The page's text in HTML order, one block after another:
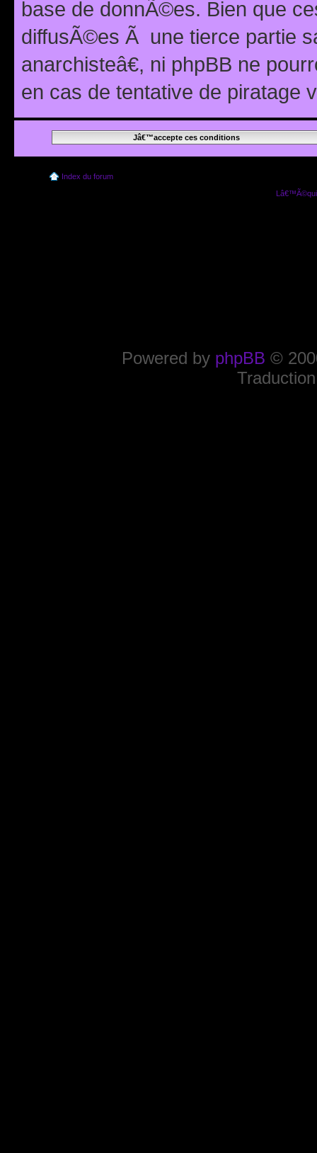
base de donnÃ©es. Bien que
diffusÃ©es Ã une tierce partie
anarchisteâ€, ni phpBB ne
en cas de tentative de piratage
Index du forum
Powered by phpBB ©